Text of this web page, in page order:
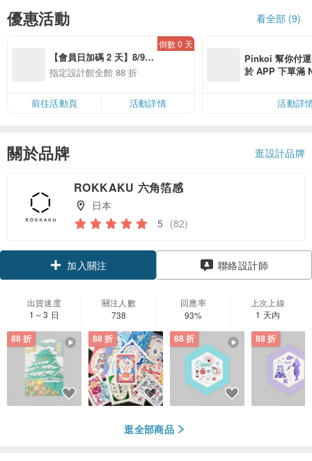
優惠活動 看全部 (9)
【會員日加碼 2 天】8/9-
8/10 精選設計限定 88 折
指定設計館全館 88 折
倒數 0 天
前往活動頁 活動詳情
Pinkoi 幫你付
於 APP 下單滿
活動詳
關於品牌 逛設計品牌
ROKKAKU 六角箔感
日本
5 (82)
加入關注
聯絡設計師
出貨速度
1～3 日
關注人數
738
回應率
93%
上次上線
1 天內
88 折 88 折 88 折 88 折
逛全部商品